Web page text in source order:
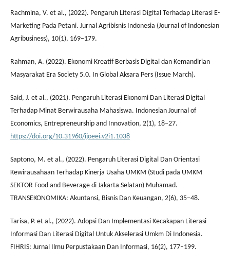
Rachmina, V. et al., (2022). Pengaruh Literasi Digital Terhadap Literasi E-
Marketing Pada Petani. Jurnal Agribisnis Indonesia (Journal of Indonesian
Agribusiness), 10(1), 169–179.
Rahman, A. (2022). Ekonomi Kreatif Berbasis Digital dan Kemandirian
Masyarakat Era Society 5.0. In Global Aksara Pers (Issue March).
Said, J. et al., (2021). Pengaruh Literasi Ekonomi Dan Literasi Digital
Terhadap Minat Berwirausaha Mahasiswa. Indonesian Journal of
Economics, Entrepreneurship and Innovation, 2(1), 18–27.
https://doi.org/10.31960/ijoeei.v2i1.1038
Saptono, M. et al., (2022). Pengaruh Literasi Digital Dan Orientasi
Kewirausahaan Terhadap Kinerja Usaha UMKM (Studi pada UMKM
SEKTOR Food and Beverage di Jakarta Selatan) Muhamad.
TRANSEKONOMIKA: Akuntansi, Bisnis Dan Keuangan, 2(6), 35–48.
Tarisa, P. et al., (2022). Adopsi Dan Implementasi Kecakapan Literasi
Informasi Dan Literasi Digital Untuk Akselerasi Umkm Di Indonesia.
FIHRIS: Jurnal Ilmu Perpustakaan Dan Informasi, 16(2), 177–199.